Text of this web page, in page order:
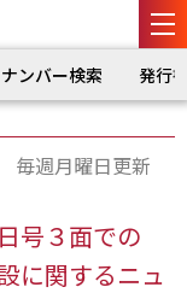
ンバー検索 発行
毎週月曜日更新
号３面での
に関するニュ